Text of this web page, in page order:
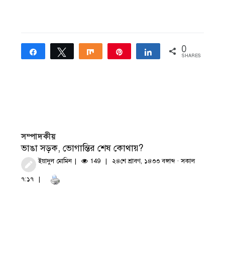
Share Tweet Share Share 0
SHARES
সম্পাদকীয়
ভাঙা সড়ক, ভোগান্তির শেষ কোথায়?
ইয়াদুল মোমিন 149 ২৪শে শ্রাবণ, ১৪৩৩ বঙ্গাব্দ · সকাল
৭:১৭